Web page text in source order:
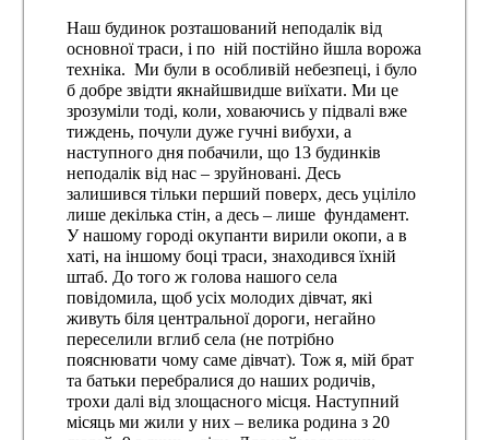
Наш будинок розташований неподалік від
основної траси, і по ній постійно йшла ворожа
техніка. Ми були в особливій небезпеці, і було
б добре звідти якнайшвидше виїхати. Ми це
зрозуміли тоді, коли, ховаючись у підвалі вже
тиждень, почули дуже гучні вибухи, а
наступного дня побачили, що 13 будинків
неподалік від нас – зруйновані. Десь
залишився тільки перший поверх, десь уціліло
лише декілька стін, а десь – лише фундамент.
У нашому городі окупанти вирили окопи, а в
хаті, на іншому боці траси, знаходився їхній
штаб. До того ж голова нашого села
повідомила, щоб усіх молодих дівчат, які
живуть біля центральної дороги, негайно
переселили вглиб села (не потрібно
пояснювати чому саме дівчат). Тож я, мій брат
та батьки перебралися до наших родичів,
трохи далі від злощасного місця. Наступний
місяць ми жили у них – велика родина з 20